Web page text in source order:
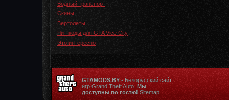
Водный транспорт
Скины
Вертолеты
Чит-коды для GTA Vice City
Это интересно
GTAMODS.BY - Белорусский сайт
игр Grand Theft Auto. Мы
доступны по гостю! Sitemap